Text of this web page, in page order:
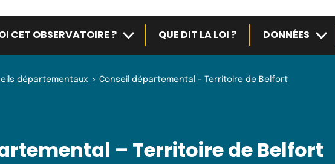
CET OBSERVATOIRE ? Sous-menuQUE DIT LA LOI ? DONNÉES
départementaux Conseil départemental – Territoire de Belfort
– Territoire de Belfort